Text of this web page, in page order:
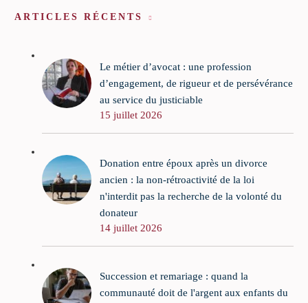
ARTICLES RÉCENTS
Le métier d’avocat : une profession
d’engagement, de rigueur et de persévérance
au service du justiciable
15 juillet 2026
Donation entre époux après un divorce
ancien : la non-rétroactivité de la loi
n'interdit pas la recherche de la volonté du
donateur
14 juillet 2026
Succession et remariage : quand la
communauté doit de l'argent aux enfants du